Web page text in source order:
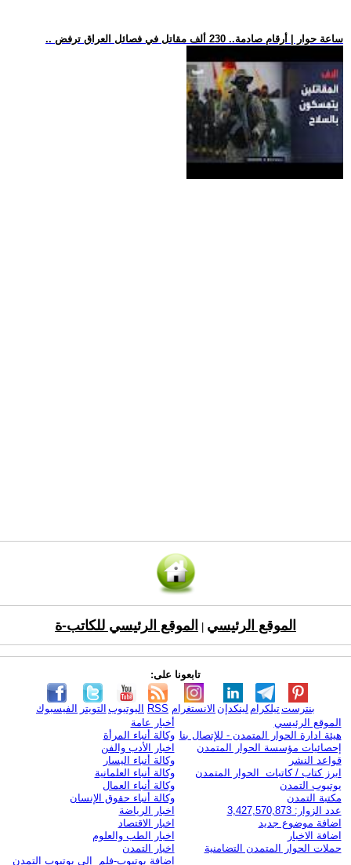
.. ساعة حوار | أرقام صادمة.. 230 ألف مقاتل في فصائل العراق ترفض
الموقع الرئيسي الموقع الرئيسي للكاتب-ة
تابعونا على:
الفيسبوك التويتر اليوتيوب RSS الانستغرام لينكدإن تيلكرامبنترست
الموقع الرئيسي
هيئة ادارة الحوار المتمدن - للإتصال بنا
إحصائيات مؤسسة الحوار المتمدن
قواعد النشر
ابرز كتاب / كاتبات الحوار المتمدن
يوتيوب التمدن
مكتبة التمدن
عدد الزوار: 3,427,570,873
اضافة موضوع جديد
اضافة الاخبار
حملات الحوار المتمدن التضامنية
أخبار عامة
وكالة أنباء المرأة
اخبار الأدب والفن
وكالة أنباء اليسار
وكالة أنباء العلمانية
وكالة أنباء العمال
وكالة أنباء حقوق الإنسان
اخبار الرياضة
اخبار الاقتصاد
اخبار الطب والعلوم
اخبار التمدن
إضافة يوتيوب-فلم إلى يوتيوب التمدن